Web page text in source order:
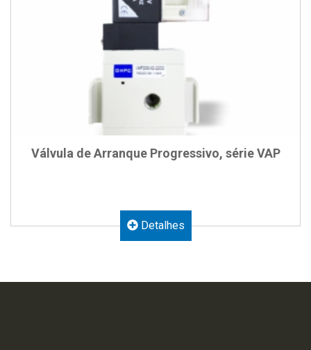
Válvula de Arranque Progressivo, série VAP
Detalhes